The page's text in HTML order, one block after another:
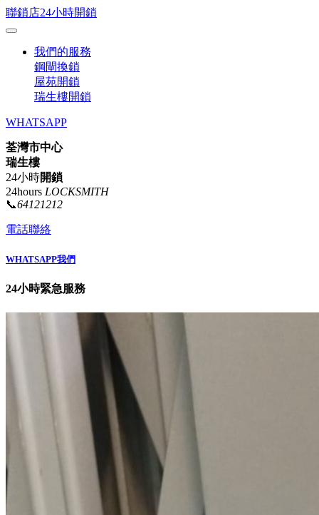
聯鎖店24小時開鎖
我們的服務
鋼閘換鎖
屋苑開鎖
瑞生樓開鎖
WHATSAPP
荃灣市中心
瑞生樓
24小時開鎖
24hours LOCKSMITH
📞64121212
電話聯絡
WHATSAPP我們
24小時緊急服務